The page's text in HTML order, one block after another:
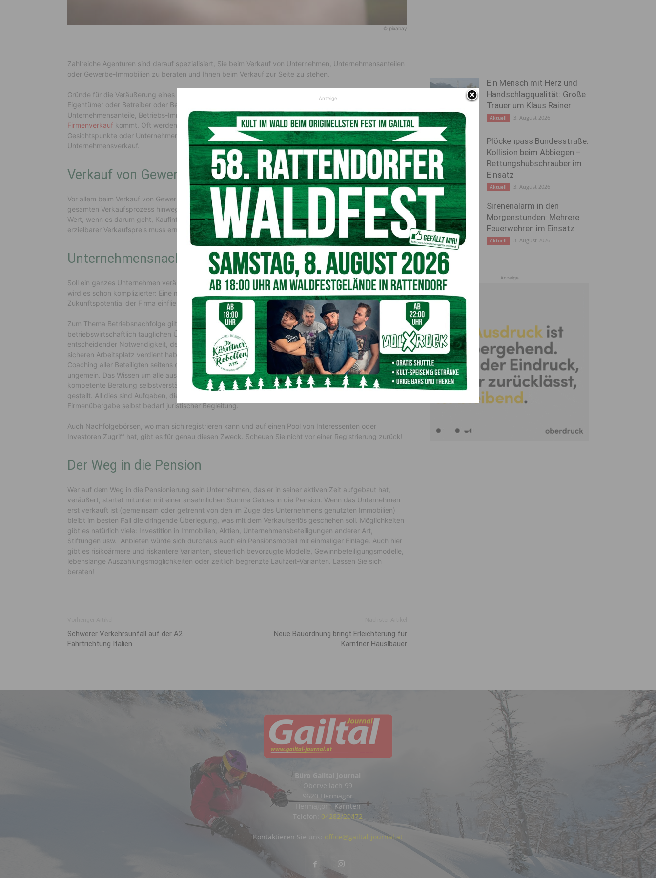
© pixabay
Zahlreiche Agenturen sind darauf spezialisiert, Sie beim Verkauf von Unternehmen, Unternehmensanteilen
oder Gewerbe-Immobilien zu beraten und Ihnen beim Verkauf zur Seite zu stehen.
Gründe für die Veräußerung eines Unternehmens gibt es viele. Unternehmensnachfolge, Pensionierung der
Eigentümer oder Betreiber oder Betriebsnachfolge sind nur einige der Beispiele dafür, warum
Unternehmensanteile, Betriebs-Immobilien oder einzelne Teile davon veräußert werden oder es eben zum
Firmenverkauf kommt. Oft werden Umstrukturierungen größeren Ausmaßes vorgenommen, strategische
Gesichtspunkte oder Unternehmenszwecke ändern sich grundlegend und im Zuge dessen kommt es zum
Unternehmensverkauf.
Verkauf von Gewerbeimmobilien
Vor allem beim Verkauf von Gewerbeimmobilien ist zuverlässige und kompetente Beratung über den
gesamten Verkaufsprozess hinweg Goldes wert. Professionell erstellte Verkaufsunterlagen sind von hohem
Wert, wenn es darum geht, Kaufinteressenten für eine zu veräußernde Immobilie zu finden. Ein realistisch
erzielbarer Verkaufspreis muss ermittelt werden.
Unternehmensnachfolge
Soll ein ganzes Unternehmen veräußert oder im Zuge einer Unternehmensnachfolge übergeben werden,
wird es schon komplizierter: Eine marktkonforme Firmenbewertung, in die ein realistisches
Zukunftspotential der Firma einfließen soll, wird jedenfalls nötig sein.
Zum Thema Betriebsnachfolge gilt es auch in Österreich für eine erfolgreiche Betriebsübergabe einen
betriebswirtschaftlich tauglichen Übernehmer auszuwählen. Auch hier ist die richtige Beratung von
entscheidender Notwendigkeit, denken Sie dabei auch an ihre Mitarbeiter, die auch in Zukunft einen
sicheren Arbeitsplatz verdient haben. Unternehmerische Beratung, konkrete Aufgabenverteilungen,
Coaching aller Beteiligten seitens der Übernahme- sowie Übergabefirma erleichtern solche Projekte
ungemein. Das Wissen um alle ausschöpfbaren Förderungen und Finanzierungsinstrumente schließt
kompetente Beratung selbstverständlich mit ein. Falls gewünscht wird auch ein Interimsmanagement
gestellt. All dies sind Aufgaben, die Sie in professionelle Hände legen können, nicht zuletzt die
Firmenübergabe selbst bedarf juristischer Begleitung.
Auch Nachfolgebörsen, wo man sich registrieren kann und auf einen Pool von Interessenten oder
Investoren Zugriff hat, gibt es für genau diesen Zweck. Scheuen Sie nicht vor einer Registrierung zurück!
Der Weg in die Pension
Wer auf dem Weg in die Pensionierung sein Unternehmen, das er in seiner aktiven Zeit aufgebaut hat,
veräußert, startet mitunter mit einer ansehnlichen Summe Geldes in die Pension. Wenn das Unternehmen
erst verkauft ist (gemeinsam oder getrennt von den im Zuge des Unternehmens genutzten Immobilien)
bleibt im besten Fall die dringende Überlegung, was mit dem Verkaufserlös geschehen soll. Möglichkeiten
gibt es natürlich viele: Investition in Immobilien, Aktien, Unternehmensbeteiligungen anderer Art,
Stiftungen usw. Anbieten würde sich durchaus auch ein Pensionsmodell mit einmaliger Einlage. Auch hier
gibt es risikoärmere und riskantere Varianten, steuerlich bevorzugte Modelle, Gewinnbeteiligungsmodelle,
lebenslange Auszahlungsmöglichkeiten oder zeitlich begrenzte Laufzeit-Varianten. Lassen Sie sich
beraten!
Schwerer Verkehrsunfall auf der A2
Fahrtrichtung Italien
Neue Bauordnung bringt Erleichterung für
Kärntner Häuslbauer
Ein Mensch mit Herz und
Handschlagqualität: Große
Trauer um Klaus Rainer
Aktuell 3. August 2026
Plöckenpass Bundesstraße:
Kollision beim Abbiegen –
Rettungshubschrauber im
Einsatz
Aktuell 3. August 2026
Sirenenalarm in den
Morgenstunden: Mehrere
Feuerwehren im Einsatz
Aktuell 3. August 2026
Anzeige
Büro Gailtal Journal
Obervellach 99
9620 Hermagor
Hermagor - Kärnten
Telefon: 04282/20472
Kontaktieren Sie uns: office@gailtal-journal.at
Anzeige